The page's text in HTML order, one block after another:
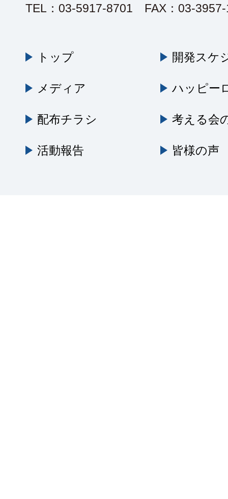
TEL：03-5917-8701 FAX：03-3957-
トップ 開発スケ
メディア ハッピー
配布チラシ 考える会
活動報告 皆様の声